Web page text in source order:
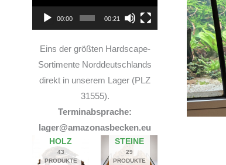
TOP Hardscape im Laden
und sehr nette Beratung! Ich bin super Glücklich
14. JUNI 2026
00:00 00:21
Eins der größten Hardscape-
Sortimente Norddeutschlands
direkt in unserem Lager (PLZ
31555).
Terminabsprache:
lager@amazonasbecken.eu
HOLZ
43
PRODUKTE
STEINE
29
PRODUKTE